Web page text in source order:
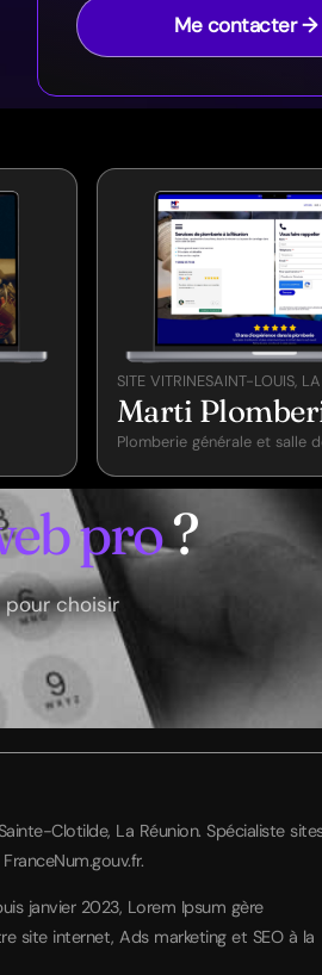
Me contacter →
SITE VITRINESAINT-LOUIS,
Marti
Plomberie générale et salle
pro?
choisir
Clotilde, La Réunion. Spécialiste
janvier 2023, Lorem Ipsum gère
site internet, Ads marketing et SEO à la